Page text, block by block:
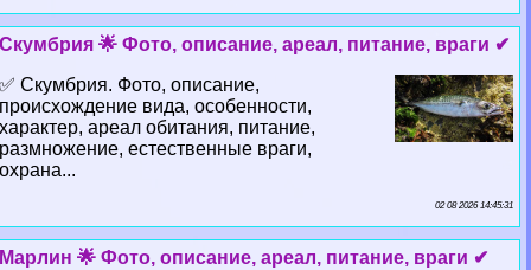
Скумбрия 🌟 Фото, описание, ареал, питание, враги ✔
✅ Скумбрия. Фото, описание,
происхождение вида, особенности,
хаpaктер, ареал обитания, питание,
размножение, естественные враги,
охрана...
02 08 2026 14:45:31
Марлин 🌟 Фото, описание, ареал, питание, враги ✔